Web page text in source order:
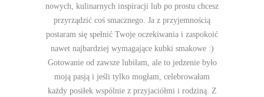
nowych, kulinarnych inspiracji lub po prostu chcesz
przyrządzić coś smacznego. Ja z przyjemnością
postaram się spełnić Twoje oczekiwania i zaspokoić
nawet najbardziej wymagające kubki smakowe :)
Gotowanie od zawsze lubiłam, ale to jedzenie było
moją pasją i jeśli tylko mogłam, celebrowałam
każdy posiłek wspólnie z przyjaciółmi i rodziną. Z